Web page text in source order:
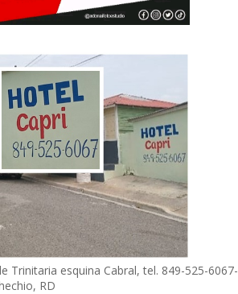
Trinitaria esquina Cabral, tel. 849-525-6067-
RD